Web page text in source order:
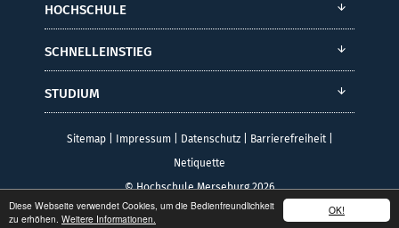
OK!
Diese Webseite verwendet Cookies, um die Bedienfreundlichkeit
zu erhöhen. Weitere Informationen.
HOCHSCHULE
SCHNELLEINSTIEG
STUDIUM
Sitemap| Impressum| Datenschutz| Barrierefreiheit|
Netiquette
© Hochschule Merseburg 2026